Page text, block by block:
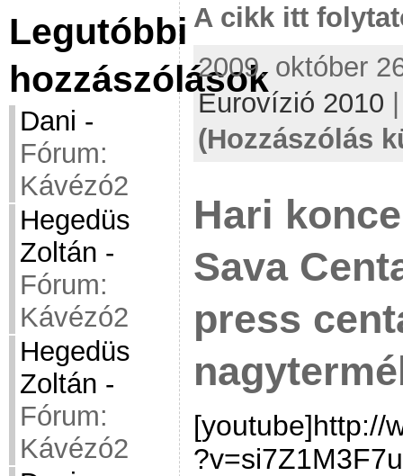
Legutóbbi
hozzászólások
Dani -
Fórum:
Kávézó2
Hegedüs
Zoltán -
Fórum:
Kávézó2
Hegedüs
Zoltán -
Fórum:
Kávézó2
A cikk itt
2009. október
Eurovízió 2010
(Hozzászólás
Hari
Sava
press
[youtube]http://